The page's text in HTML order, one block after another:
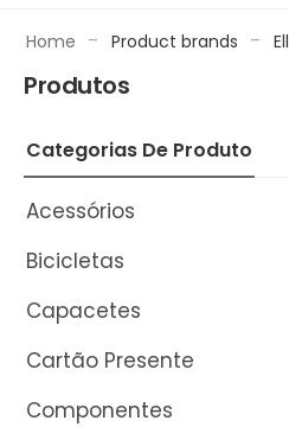
Home - Product brands -
Produtos
Categorias De Produto
Acessórios
Bicicletas
Capacetes
Cartão Presente
Componentes